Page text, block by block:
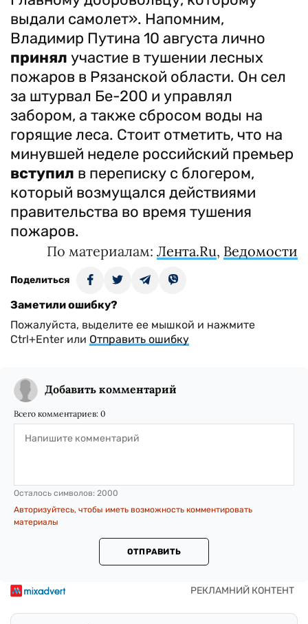
выдали самолет». Напомним,
Владимир Путина 10 августа лично
принял участие в тушении лесных
пожаров в Рязанской области. Он сел
за штурвал Бе-200 и управлял
забором, а также сбросом воды на
горящие леса. Стоит отметить, что на
минувшей неделе российский премьер
вступил в переписку с блогером,
который возмущался действиями
правительства во время тушения
пожаров.
По материалам: Лента.Ru, Ведомости
Поделиться
Заметили ошибку?
Пожалуйста, выделите ее мышкой и нажмите
Ctrl+Enter или Отправить ошибку
Добавить комментарий
Всего комментариев: 0
Осталось символов: 2000
Авторизуйтесь, чтобы иметь возможность комментировать
материалы
ОТПРАВИТЬ